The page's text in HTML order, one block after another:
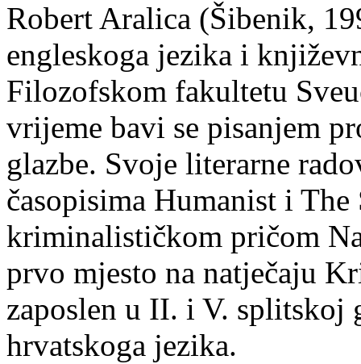
Robert Aralica (Šibenik,
engleskoga jezika i
Filozofskom fakultetu
vrijeme bavi se pisanjem
glazbe. Svoje literarne
časopisima Humanist i
kriminalističkom pričom
prvo mjesto na natječaju
zaposlen u II. i V. splitskoj
hrvatskoga jezika.